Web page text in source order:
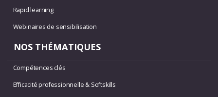
Rapid learning
Webinaires de sensibilisation
NOS THÉMATIQUES
Compétences clés
Efficacité professionnelle & Softskills